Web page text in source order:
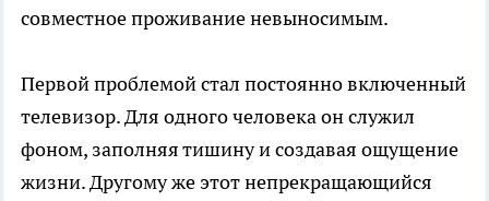
совместное проживание невыносимым.
Первой проблемой стал постоянно включенный
телевизор. Для одного человека он служил
фоном, заполняя тишину и создавая ощущение
жизни. Другому же этот непрекращающийся